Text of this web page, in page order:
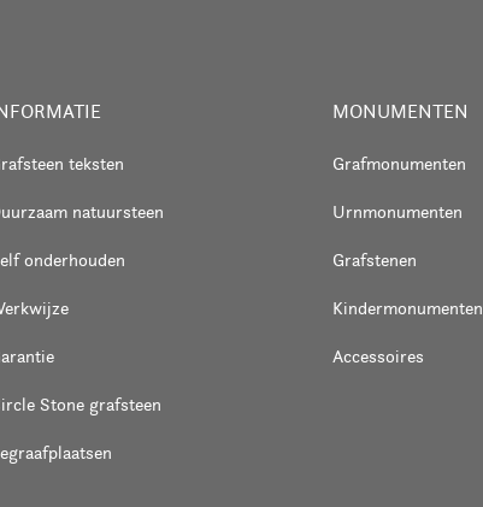
teksten
natuursteen
onderhouden
Stone grafsteen
MONUMENTEN
Grafmonumenten
Urnmonumenten
Grafstenen
Kindermonumenten
Accessoires